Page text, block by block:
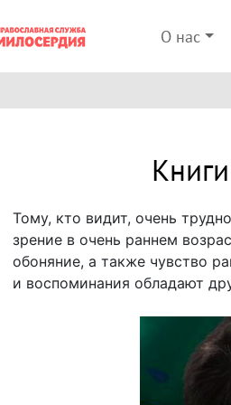
О нас
Тому, кто видит, очень
зрение в очень раннем
обоняние, а также чувство
и воспоминания обладают